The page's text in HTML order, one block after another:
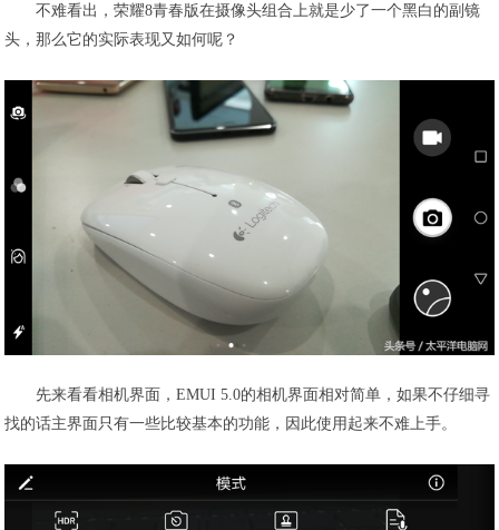
不难看出，荣耀8青春版在摄像头组合上就是少了一个黑白的副镜
头，那么它的实际表现又如何呢？
先来看看相机界面，EMUI 5.0的相机界面相对简单，如果不仔细寻
找的话主界面只有一些比较基本的功能，因此使用起来不难上手。